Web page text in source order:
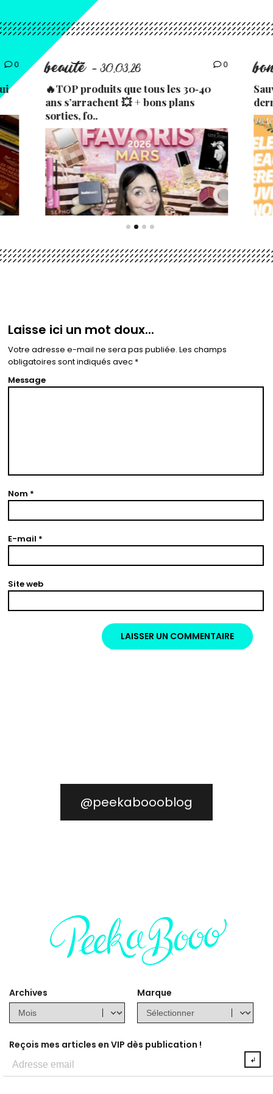
0 beauté - 30.03.26 0
🔥TOP produits que tous les 30‑40
ans s’arrachent 💥 + bons plans
sorties, fo..
Laisse ici un mot doux...
Votre adresse e-mail ne sera pas publiée. Les champs
obligatoires sont indiqués avec *
Message
Nom *
E-mail *
Site web
@peekaboooblog
Archives Marque
Reçois mes articles en VIP dès publication !